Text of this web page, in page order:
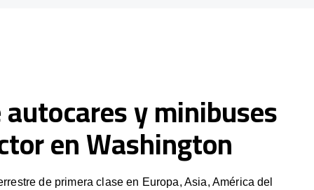
y minibuses
en Washington
de primera clase en Europa, Asia, América del